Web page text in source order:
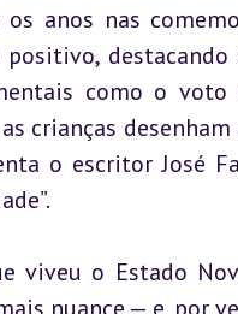
anos nas
positivo,
como o voto
crianças
o escritor José
viveu o Estado